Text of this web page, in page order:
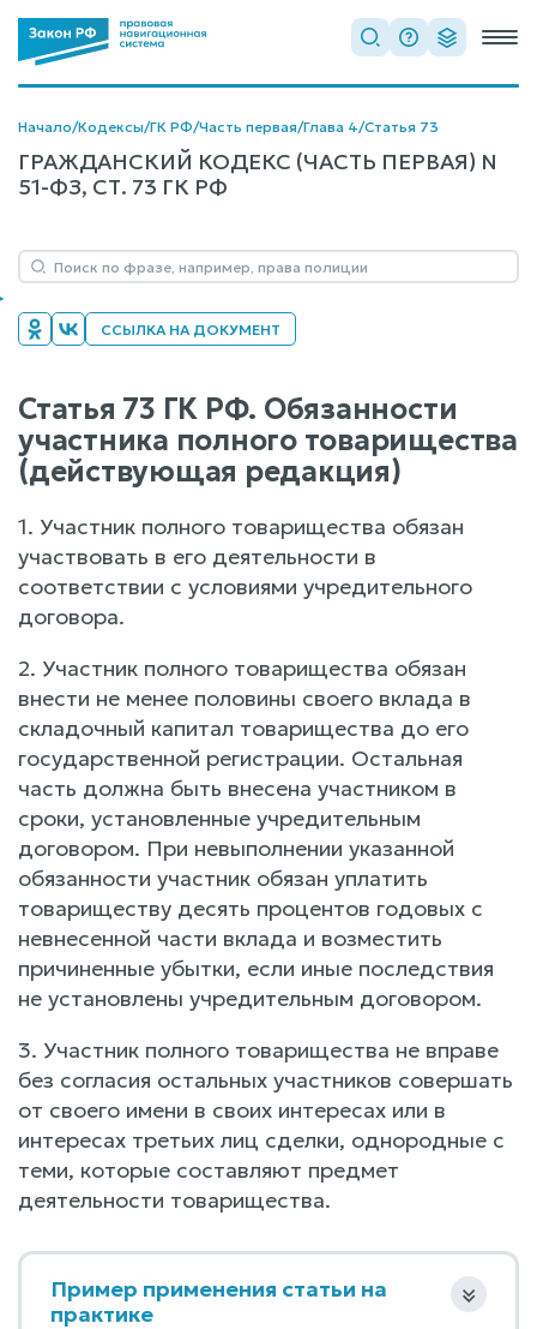
Начало/Кодексы/ГК РФ/Часть первая/Глава 4/Статья 73
ГРАЖДАНСКИЙ КОДЕКС (ЧАСТЬ ПЕРВАЯ) N
51-ФЗ, СТ. 73 ГК РФ
ССЫЛКА НА ДОКУМЕНТ
Статья 73 ГК РФ. Обязанности
участника полного товарищества
(действующая редакция)
1. Участник полного товарищества обязан
участвовать в его деятельности в
соответствии с условиями учредительного
договора.
2. Участник полного товарищества обязан
внести не менее половины своего вклада в
складочный капитал товарищества до его
государственной регистрации. Остальная
часть должна быть внесена участником в
сроки, установленные учредительным
договором. При невыполнении указанной
обязанности участник обязан уплатить
товариществу десять процентов годовых с
невнесенной части вклада и возместить
причиненные убытки, если иные последствия
не установлены учредительным договором.
3. Участник полного товарищества не вправе
без согласия остальных участников совершать
от своего имени в своих интересах или в
интересах третьих лиц сделки, однородные с
теми, которые составляют предмет
деятельности товарищества.
Пример применения статьи на
практике